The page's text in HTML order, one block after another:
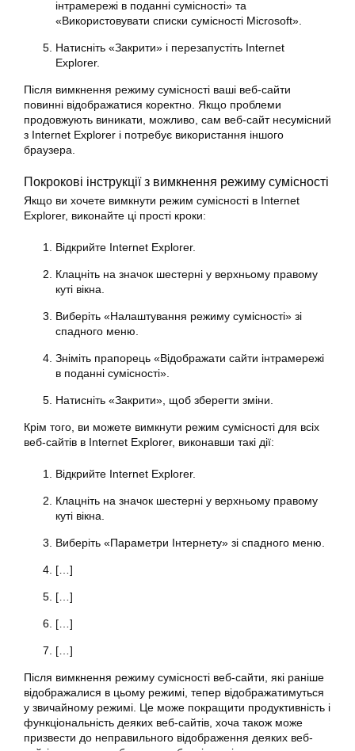
інтрамережі в поданні сумісності» та
«Використовувати списки сумісності Microsoft».
Натисніть «Закрити» і перезапустіть Internet
Explorer.
Після вимкнення режиму сумісності ваші веб-сайти
повинні відображатися коректно. Якщо проблеми
продовжують виникати, можливо, сам веб-сайт несумісний
з Internet Explorer і потребує використання іншого
браузера.
Покрокові інструкції з вимкнення режиму сумісності
Якщо ви хочете вимкнути режим сумісності в Internet
Explorer, виконайте ці прості кроки:
Відкрийте Internet Explorer.
Клацніть на значок шестерні у верхньому правому
куті вікна.
Виберіть «Налаштування режиму сумісності» зі
спадного меню.
Зніміть прапорець «Відображати сайти інтрамережі
в поданні сумісності».
Натисніть «Закрити», щоб зберегти зміни.
Крім того, ви можете вимкнути режим сумісності для всіх
веб-сайтів в Internet Explorer, виконавши такі дії:
Відкрийте Internet Explorer.
Клацніть на значок шестерні у верхньому правому
куті вікна.
Виберіть «Параметри Інтернету» зі спадного меню.
[…]
[…]
[…]
[…]
Після вимкнення режиму сумісності веб-сайти, які раніше
відображалися в цьому режимі, тепер відображатимуться
у звичайному режимі. Це може покращити продуктивність і
функціональність деяких веб-сайтів, хоча також може
призвести до неправильного відображення деяких веб-